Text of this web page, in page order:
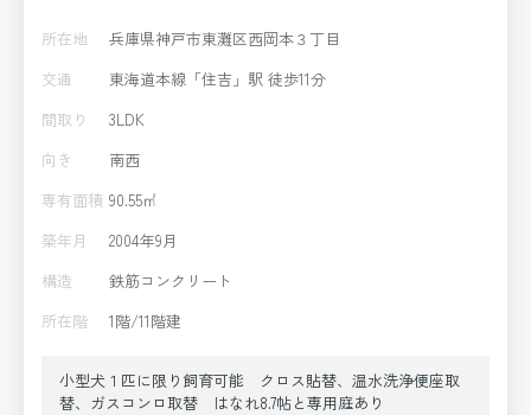
所在地
兵庫県神戸市東灘区西岡本３丁目
交通
東海道本線「住吉」駅 徒歩11分
間取り
3LDK
向き
南西
専有面積 90.55㎡
築年月
2004年9月
構造
鉄筋コンクリート
所在階
1階/11階建
小型犬１匹に限り飼育可能 クロス貼替、温水洗浄便座取
替、ガスコンロ取替 はなれ8.7帖と専用庭あり